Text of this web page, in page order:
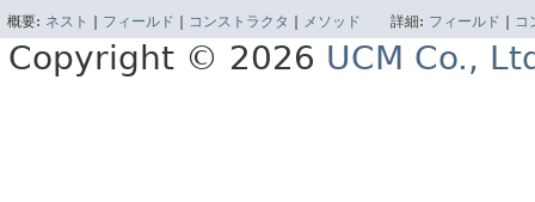
概要: ネスト フィールド コンストラクタ メソッド 詳細: フィールド コ
Copyright © 2026 UCM Co.,